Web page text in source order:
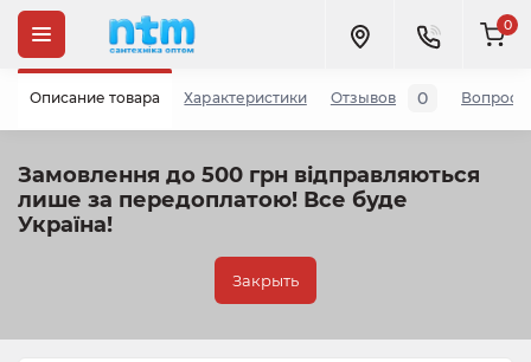
Замовлення до 500 грн відправляються
лише за передоплатою! Все буде
Україна!
Закрыть
0
Описание товара Характеристики Отзывов 0 Вопросы